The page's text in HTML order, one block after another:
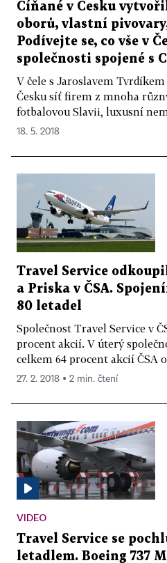
Číňané v Česku
oborů, vlastní
Podívejte se, co vše v
společnosti spojené s
V čele s Jaroslavem
Česku síť firem z mnoha
fotbalovou Slavii, luxusní
18. 5. 2018
Travel Service
a Priska v ČSA.
80 letadel
Společnost Travel Service v
procent akcií. V úterý
celkem 64 procent akcií ČSA
27. 2. 2018 ▪ 2 min. čtení
VIDEO
Travel Service se
letadlem. Boeing 737